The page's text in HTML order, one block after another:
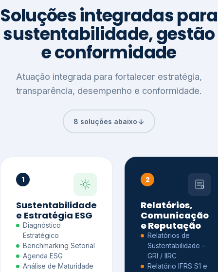
Soluções integradas para
sustentabilidade, gestão
e conformidade
Atuação integrada para fortalecer estratégia,
transparência, desempenho e conformidade.
8 soluções abaixo
1
Sustentabilidade
e Estratégia ESG
Diagnóstico
Estratégico
Benchmarking Setorial
Agenda ESG
Análise de Maturidade
2
Relatórios,
Comunicação
e Reputação
Relatórios de
Sustentabilidade –
GRI / IIRC
Relatório IFRS S1 e